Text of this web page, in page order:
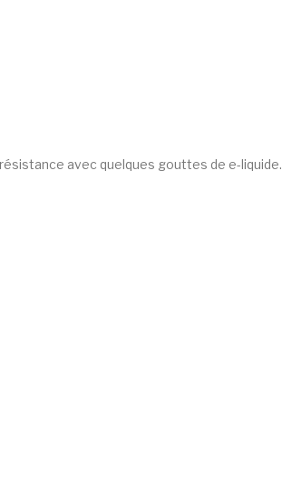
avec quelques gouttes de e-liquide.